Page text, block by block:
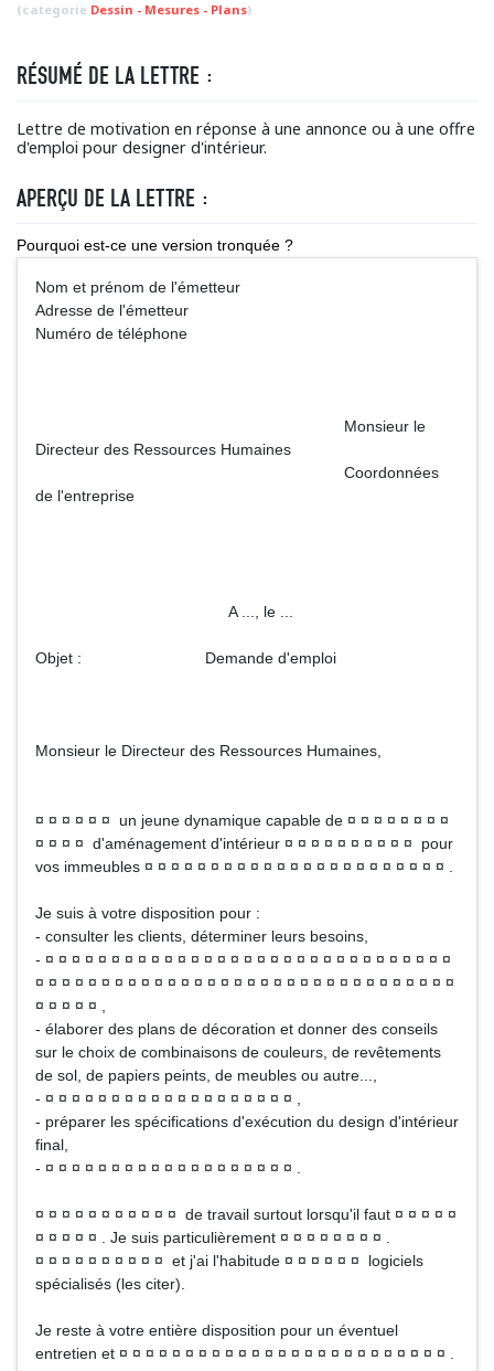
(categorie Dessin - Mesures - Plans)
RÉSUMÉ DE LA LETTRE :
Lettre de motivation en réponse à une annonce ou à une offre
d'emploi pour designer d'intérieur.
APERÇU DE LA LETTRE :
Pourquoi est-ce une version tronquée ?
Nom et prénom de l'émetteur
Adresse de l'émetteur
Numéro de téléphone
Monsieur le
Directeur des Ressources Humaines
Coordonnées
de l'entreprise
A ..., le ...
Objet : Demande d'emploi
Monsieur le Directeur des Ressources Humaines,
¤ ¤ ¤ ¤ ¤ ¤ un jeune dynamique capable de ¤ ¤ ¤ ¤ ¤ ¤ ¤ ¤
¤ ¤ ¤ ¤ d'aménagement d'intérieur ¤ ¤ ¤ ¤ ¤ ¤ ¤ ¤ ¤ ¤ pour
vos immeubles ¤ ¤ ¤ ¤ ¤ ¤ ¤ ¤ ¤ ¤ ¤ ¤ ¤ ¤ ¤ ¤ ¤ ¤ ¤ ¤ ¤ ¤ ¤ .
Je suis à votre disposition pour :
- consulter les clients, déterminer leurs besoins,
- ¤ ¤ ¤ ¤ ¤ ¤ ¤ ¤ ¤ ¤ ¤ ¤ ¤ ¤ ¤ ¤ ¤ ¤ ¤ ¤ ¤ ¤ ¤ ¤ ¤ ¤ ¤ ¤ ¤ ¤ ¤
¤ ¤ ¤ ¤ ¤ ¤ ¤ ¤ ¤ ¤ ¤ ¤ ¤ ¤ ¤ ¤ ¤ ¤ ¤ ¤ ¤ ¤ ¤ ¤ ¤ ¤ ¤ ¤ ¤ ¤ ¤ ¤
¤ ¤ ¤ ¤ ¤ ,
- élaborer des plans de décoration et donner des conseils
sur le choix de combinaisons de couleurs, de revêtements
de sol, de papiers peints, de meubles ou autre...,
- ¤ ¤ ¤ ¤ ¤ ¤ ¤ ¤ ¤ ¤ ¤ ¤ ¤ ¤ ¤ ¤ ¤ ¤ ¤ ,
- préparer les spécifications d'exécution du design d'intérieur
final,
- ¤ ¤ ¤ ¤ ¤ ¤ ¤ ¤ ¤ ¤ ¤ ¤ ¤ ¤ ¤ ¤ ¤ ¤ ¤ .
¤ ¤ ¤ ¤ ¤ ¤ ¤ ¤ ¤ ¤ ¤ de travail surtout lorsqu'il faut ¤ ¤ ¤ ¤ ¤
¤ ¤ ¤ ¤ ¤ . Je suis particulièrement ¤ ¤ ¤ ¤ ¤ ¤ ¤ ¤ .
¤ ¤ ¤ ¤ ¤ ¤ ¤ ¤ ¤ ¤ et j'ai l'habitude ¤ ¤ ¤ ¤ ¤ ¤ logiciels
spécialisés (les citer).
Je reste à votre entière disposition pour un éventuel
entretien et ¤ ¤ ¤ ¤ ¤ ¤ ¤ ¤ ¤ ¤ ¤ ¤ ¤ ¤ ¤ ¤ ¤ ¤ ¤ ¤ ¤ ¤ ¤ ¤ ¤ .